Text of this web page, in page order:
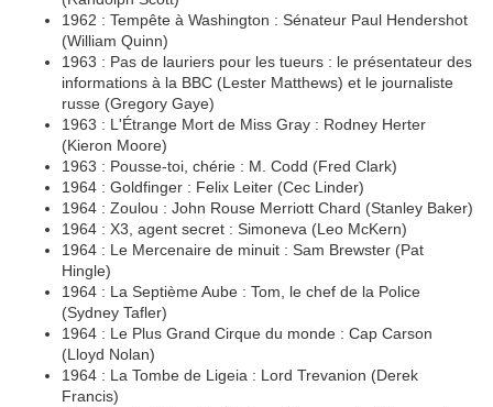
1962 : Tempête à Washington : Sénateur Paul Hendershot
(William Quinn)
1963 : Pas de lauriers pour les tueurs : le présentateur des
informations à la BBC (Lester Matthews) et le journaliste
russe (Gregory Gaye)
1963 : L'Étrange Mort de Miss Gray : Rodney Herter
(Kieron Moore)
1963 : Pousse-toi, chérie : M. Codd (Fred Clark)
1964 : Goldfinger : Felix Leiter (Cec Linder)
1964 : Zoulou : John Rouse Merriott Chard (Stanley Baker)
1964 : X3, agent secret : Simoneva (Leo McKern)
1964 : Le Mercenaire de minuit : Sam Brewster (Pat
Hingle)
1964 : La Septième Aube : Tom, le chef de la Police
(Sydney Tafler)
1964 : Le Plus Grand Cirque du monde : Cap Carson
(Lloyd Nolan)
1964 : La Tombe de Ligeia : Lord Trevanion (Derek
Francis)